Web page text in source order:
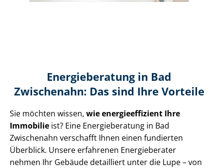
Energieberatung in Bad
Zwischenahn: Das sind Ihre Vorteile
Sie möchten wissen, wie en­er­gie­ef­fi­zi­ent Ihre
Immobilie ist? Eine Energieberatung in Bad
Zwischenahn verschafft Ihnen einen fundierten
Überblick. Unsere erfahrenen Energieberater
nehmen Ihr Gebäude detailliert unter die Lupe – von